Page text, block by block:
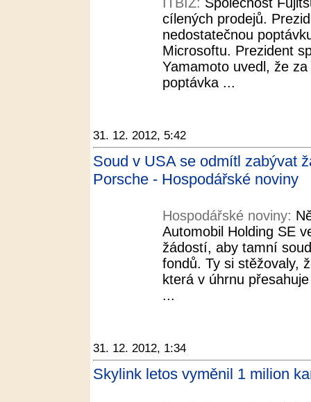
cílených prodejů.
nedostatečnou
Microsoftu. Prezident
Yamamoto uvedl, že
poptávka ...
31. 12. 2012, 5:42
Soud v USA se odmítl zabývat
Porsche - Hospodářské noviny
Hospodářské noviny:
Automobil Holding SE
žádostí, aby tamní
fondů. Ty si stěžovaly,
která v úhrnu
...
31. 12. 2012, 1:34
Skylink letos vyměnil 1 milion